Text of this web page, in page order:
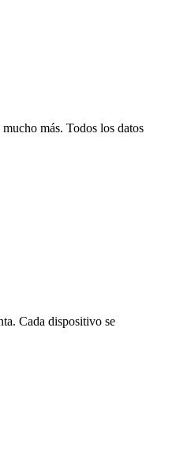
mucho más. Todos los datos
Cada dispositivo se